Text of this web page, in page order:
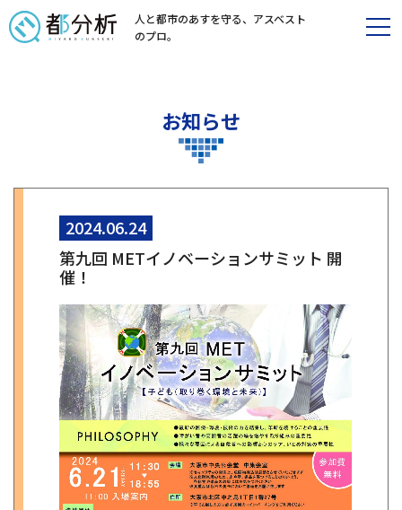
人と都市のあすを守る、 アスベスト
のプロ。
お知らせ
2024.06.24
第九回 METイノベーションサミット 開
催！